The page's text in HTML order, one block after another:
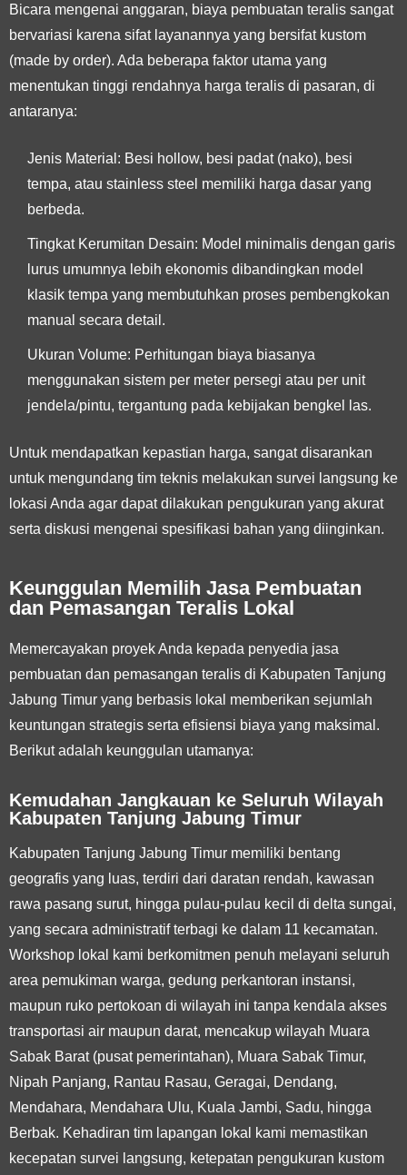
Bicara mengenai anggaran, biaya pembuatan teralis sangat
bervariasi karena sifat layanannya yang bersifat kustom
(made by order). Ada beberapa faktor utama yang
menentukan tinggi rendahnya harga teralis di pasaran, di
antaranya:
Jenis Material: Besi hollow, besi padat (nako), besi
tempa, atau stainless steel memiliki harga dasar yang
berbeda.
Tingkat Kerumitan Desain: Model minimalis dengan garis
lurus umumnya lebih ekonomis dibandingkan model
klasik tempa yang membutuhkan proses pembengkokan
manual secara detail.
Ukuran Volume: Perhitungan biaya biasanya
menggunakan sistem per meter persegi atau per unit
jendela/pintu, tergantung pada kebijakan bengkel las.
Untuk mendapatkan kepastian harga, sangat disarankan
untuk mengundang tim teknis melakukan survei langsung ke
lokasi Anda agar dapat dilakukan pengukuran yang akurat
serta diskusi mengenai spesifikasi bahan yang diinginkan.
Keunggulan Memilih Jasa Pembuatan
dan Pemasangan Teralis Lokal
Memercayakan proyek Anda kepada penyedia jasa
pembuatan dan pemasangan teralis di Kabupaten Tanjung
Jabung Timur yang berbasis lokal memberikan sejumlah
keuntungan strategis serta efisiensi biaya yang maksimal.
Berikut adalah keunggulan utamanya:
Kemudahan Jangkauan ke Seluruh Wilayah
Kabupaten Tanjung Jabung Timur
Kabupaten Tanjung Jabung Timur memiliki bentang
geografis yang luas, terdiri dari daratan rendah, kawasan
rawa pasang surut, hingga pulau-pulau kecil di delta sungai,
yang secara administratif terbagi ke dalam 11 kecamatan.
Workshop lokal kami berkomitmen penuh melayani seluruh
area pemukiman warga, gedung perkantoran instansi,
maupun ruko pertokoan di wilayah ini tanpa kendala akses
transportasi air maupun darat, mencakup wilayah Muara
Sabak Barat (pusat pemerintahan), Muara Sabak Timur,
Nipah Panjang, Rantau Rasau, Geragai, Dendang,
Mendahara, Mendahara Ulu, Kuala Jambi, Sadu, hingga
Berbak. Kehadiran tim lapangan lokal kami memastikan
kecepatan survei langsung, ketepatan pengukuran kustom